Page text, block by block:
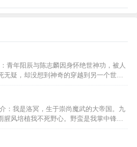
青年阳辰与陈志麟因身怀绝世神功，被人
无疑，却没想到神奇的穿越到另一个世
：我是洛冥，生于崇尚魔武的大帝国。九
腥风培植我不死野心。野蛮是我掌中锋利